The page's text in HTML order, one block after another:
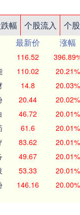
幅 个股流入 个
最新价 涨幅
116.52
110.02 20.21%
14.8 20.03%
20.44 20.02%
46.72 20.01%
61.6 20.01%
83.62 20.01%
49.67 20.01%
53.33 20.01%
146.16 20.00%